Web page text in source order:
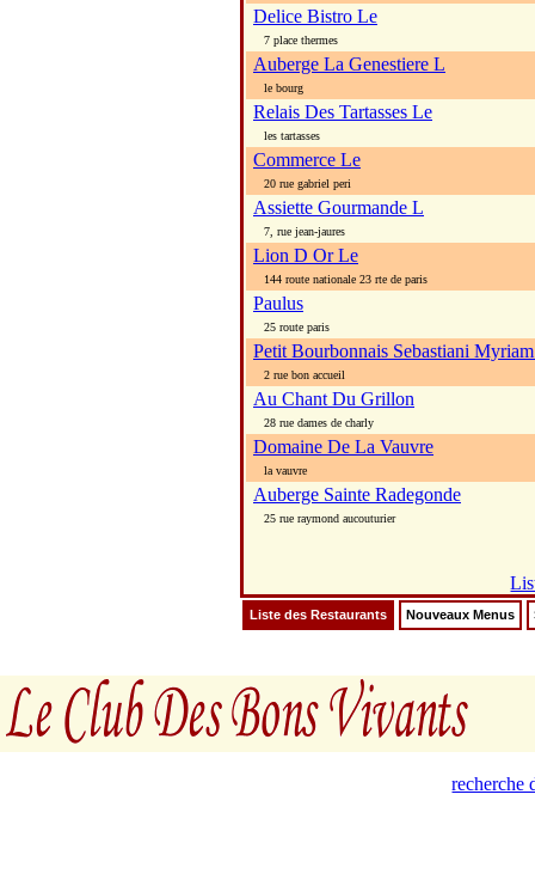
Delice Bistro Le
7 place thermes
Auberge La Genestiere L
le bourg
Relais Des Tartasses Le
les tartasses
Commerce Le
20 rue gabriel peri
Assiette Gourmande L
7, rue jean-jaures
Lion D Or Le
144 route nationale 23 rte de paris
Paulus
25 route paris
Petit Bourbonnais Sebastiani
2 rue bon accueil
Au Chant Du Grillon
28 rue dames de charly
Domaine De La Vauvre
la vauvre
Auberge Sainte Radegonde
25 rue raymond aucouturier
Liste des Restaurants Nouveaux Menus
recherche